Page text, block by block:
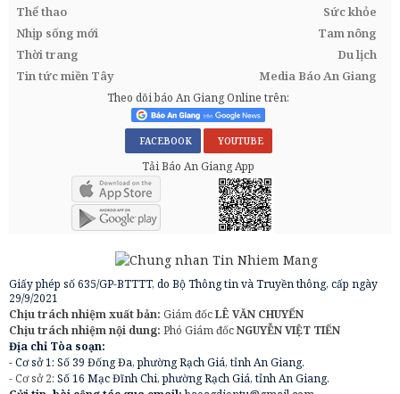
Thể thao
Sức khỏe
Nhịp sống mới
Tam nông
Thời trang
Du lịch
Tin tức miền Tây
Media Báo An Giang
Theo dõi báo An Giang Online trên:
FACEBOOK YOUTUBE
Tải Báo An Giang App
Giấy phép số 635/GP-BTTTT, do Bộ Thông tin và Truyền thông, cấp ngày
29/9/2021
Chịu trách nhiệm xuất bản: Giám đốcLÊ VĂN CHUYỂN
Chịu trách nhiệm nội dung: Phó Giám đốcNGUYỄN VIỆT TIẾN
Địa chỉ Tòa soạn:
- Cơ sở 1: Số 39 Đống Đa, phường Rạch Giá, tỉnh An Giang.
- Cơ sở 2: Số 16 Mạc Đĩnh Chi, phường Rạch Giá, tỉnh An Giang.